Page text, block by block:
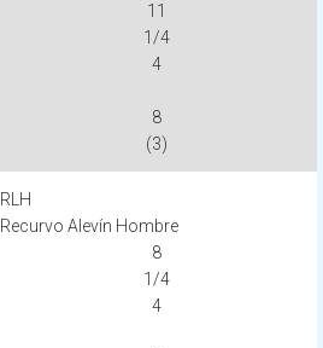
11
1/4
4
8
(3)
RLH
Recurvo Alevín Hombre
8
1/4
4